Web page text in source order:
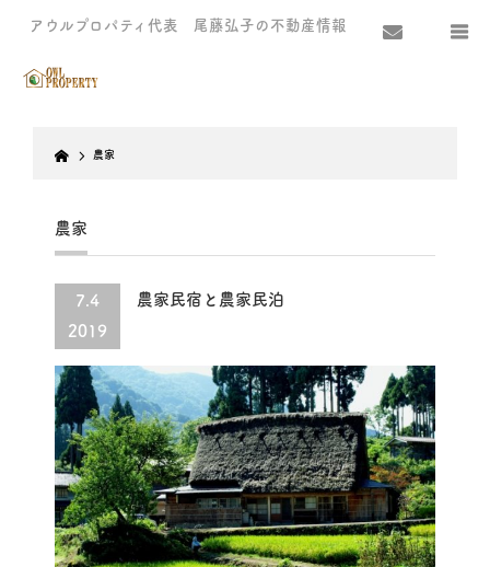
アウルプロパティ代表 尾藤弘子の不動産情報
Home農家
農家
7.4
2019
農家民宿と農家民泊